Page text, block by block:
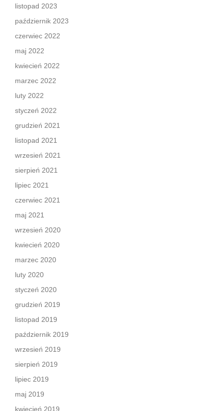
listopad 2023
październik 2023
czerwiec 2022
maj 2022
kwiecień 2022
marzec 2022
luty 2022
styczeń 2022
grudzień 2021
listopad 2021
wrzesień 2021
sierpień 2021
lipiec 2021
czerwiec 2021
maj 2021
wrzesień 2020
kwiecień 2020
marzec 2020
luty 2020
styczeń 2020
grudzień 2019
listopad 2019
październik 2019
wrzesień 2019
sierpień 2019
lipiec 2019
maj 2019
kwiecień 2019